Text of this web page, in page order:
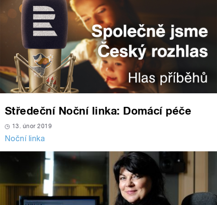
Středeční Noční linka: Domácí péče
13. únor 2019
Noční linka